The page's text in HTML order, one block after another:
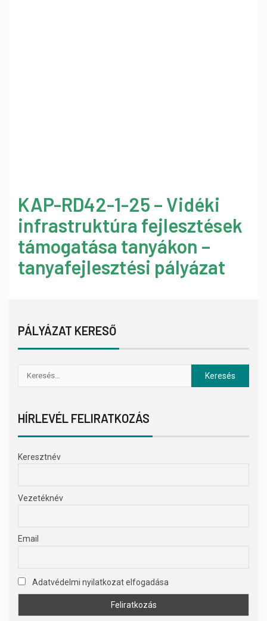
KAP-RD42-1-25 – Vidéki
infrastruktúra fejlesztések
támogatása tanyákon –
tanyafejlesztési pályázat
PÁLYÁZAT KERESŐ
HÍRLEVÉL FELIRATKOZÁS
Keresztnév
Vezetéknév
Email
Adatvédelmi nyilatkozat elfogadása